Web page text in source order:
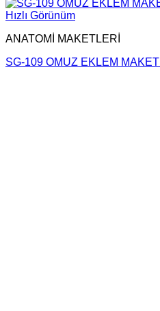
Hızlı Görünüm
ANATOMİ MAKETLERİ
SG-109 OMUZ EKLEM MAKETİ